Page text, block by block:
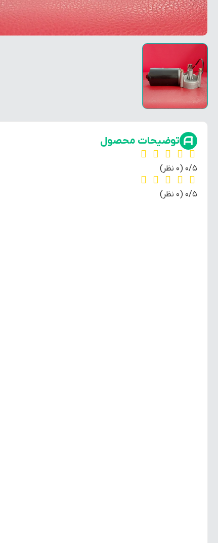
توضیحات محصول
‫0/5 ‫(0 نظر)
‫0/5 ‫(0 نظر)